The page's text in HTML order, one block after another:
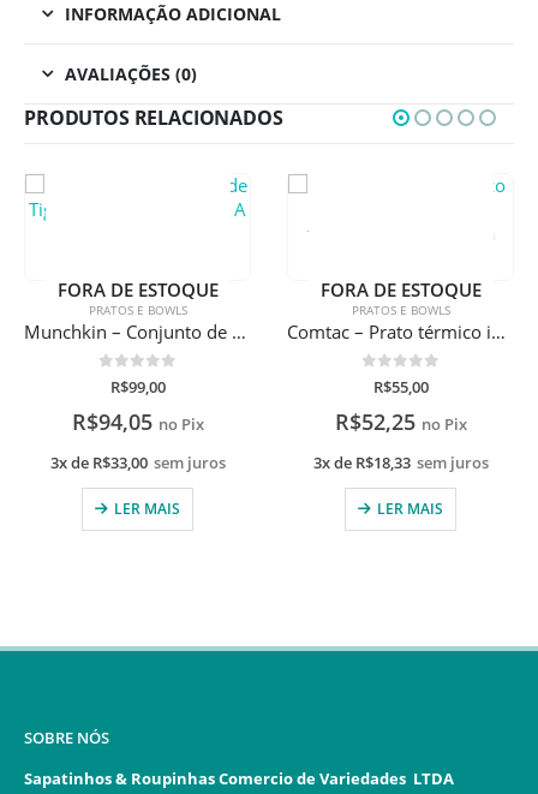
INFORMAÇÃO ADICIONAL
AVALIAÇÕES (0)
PRODUTOS RELACIONADOS
Munchkin – Conjunto de Tigelas e colheres – Love A Bowls
sem juros
FORA DE ESTOQUE
Comtac – Prato térmico infantil com sensor de temperatura e ventosa
R$
3x deR$18,33 sem juros
R$
3x deR$13,33
SOBRE NÓS
Sapatinhos & Roupinhas Comercio de Variedades LTDA